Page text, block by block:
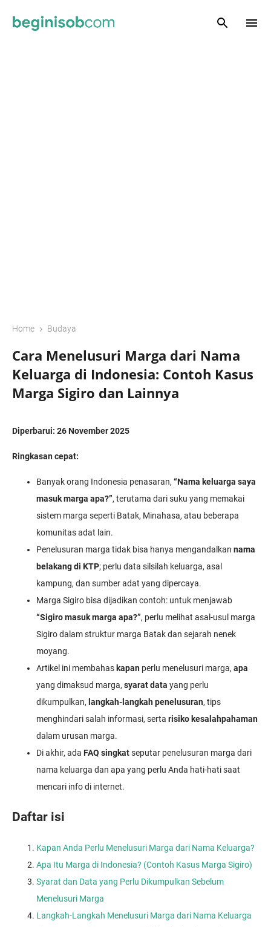
Home › Budaya
Cara Menelusuri Marga dari Nama
Keluarga di Indonesia: Contoh Kasus
Marga Sigiro dan Lainnya
Diperbarui: 26 November 2025
Ringkasan cepat:
Banyak orang Indonesia penasaran, “Nama keluarga saya
masuk marga apa?”, terutama dari suku yang memakai
sistem marga seperti Batak, Minahasa, atau beberapa
komunitas adat lain.
Penelusuran marga tidak bisa hanya mengandalkan nama
belakang di KTP; perlu data silsilah keluarga, asal
kampung, dan sumber adat yang dipercaya.
Marga Sigiro bisa dijadikan contoh: untuk menjawab
“Sigiro masuk marga apa?”, perlu melihat asal-usul marga
Sigiro dalam struktur marga Batak dan sejarah nenek
moyang.
Artikel ini membahas kapan perlu menelusuri marga, apa
yang dimaksud marga, syarat data yang perlu
dikumpulkan, langkah-langkah penelusuran, tips
menghindari salah informasi, serta risiko kesalahpahaman
dalam urusan marga.
Di akhir, ada FAQ singkatseputar penelusuran marga dari
nama keluarga dan apa yang perlu Anda hati-hati saat
mencari info di internet.
Daftar isi
Kapan Anda Perlu Menelusuri Marga dari Nama Keluarga?
Apa Itu Marga di Indonesia? (Contoh Kasus Marga Sigiro)
Syarat dan Data yang Perlu Dikumpulkan Sebelum
Menelusuri Marga
Langkah-Langkah Menelusuri Marga dari Nama Keluarga